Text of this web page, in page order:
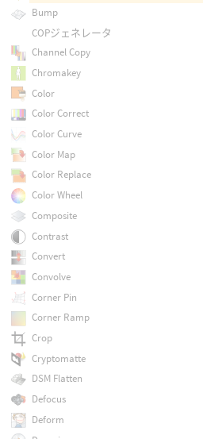
Bump
COPジェネレータ
Channel Copy
Chromakey
Color
Color Correct
Color Curve
Color Map
Color Replace
Color Wheel
Composite
Contrast
Convert
Convolve
Corner Pin
Corner Ramp
Crop
Cryptomatte
DSM Flatten
Defocus
Deform